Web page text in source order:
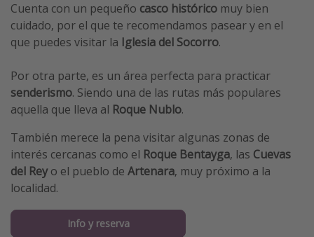
Cuenta con un pequeño casco histórico muy bien
cuidado, por el que te recomendamos pasear y en el
que puedes visitar la Iglesia del Socorro.
Por otra parte, es un área perfecta para practicar
senderismo. Siendo una de las rutas más populares
aquella que lleva al Roque Nublo.
También merece la pena visitar algunas zonas de
interés cercanas como el Roque Bentayga, las Cuevas
del Reyo el pueblo de Artenara, muy próximo a la
localidad.
Info y reserva